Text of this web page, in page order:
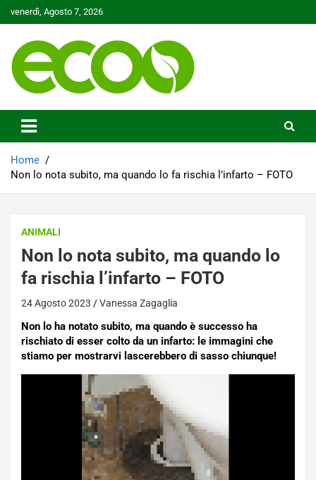
to
venerdì, Agosto 7, 2026
Ecoo.it
Home
Non lo nota subito, ma quando lo fa rischia l’infarto – FOTO
ANIMALI
Non lo nota subito, ma quando lo
fa rischia l’infarto – FOTO
24 Agosto 2023 Vanessa Zagaglia
Non lo ha notato subito, ma quando è successo ha
rischiato di esser colto da un infarto: le immagini che
stiamo per mostrarvi lascerebbero di sasso chiunque!